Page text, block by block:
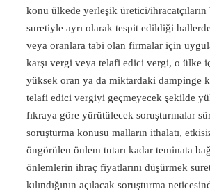
konu ülkede yerleşik üretici/
suretiyle ayrı olarak tespit edildiği
veya oranlara tabi olan firmalar için
karşı vergi veya telafi edici vergi, o ülke
yüksek oran ya da miktardaki dampinge
telafi edici vergiyi geçmeyecek şekilde
fıkraya göre yürütülecek soruşturmalar
soruşturma konusu malların ithalatı, etkisiz
öngörülen önlem tutarı kadar teminata
önlemlerin ihraç fiyatlarını düşürmek
kılındığının açılacak soruşturma